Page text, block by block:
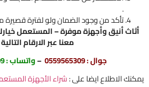
تأكد من وجود الضمان ولو لفترة قصيرة من
أنيق وأجهزة موفرة – المستعمل خيارك
معنا عبر الارقام التالية :
جوال :0559565309
–واتساب :
الاطلاع ايضا على :شراء الأجهزة المستعملة